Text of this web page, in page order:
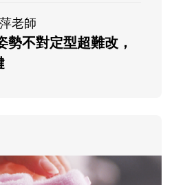
老師
勢不對定型超難改，